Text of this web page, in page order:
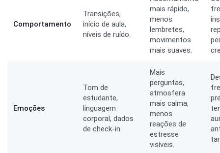
Comportamento
Transições,
início de aula,
níveis de ruído.
mais rápido,
menos
lembretes,
movimentos
mais suaves.
Emoções
Tom de
estudante,
linguagem
corporal, dados
de check-in.
Mais
perguntas,
atmosfera
mais calma,
menos
reações de
estresse
visíveis.